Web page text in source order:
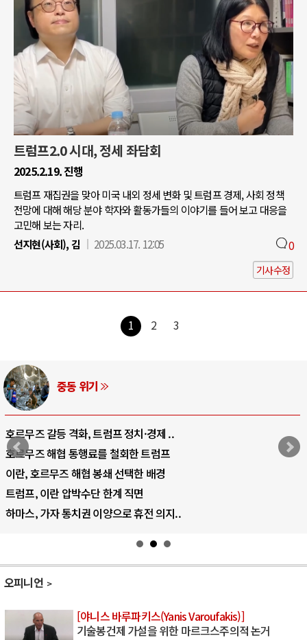
트럼프2.0 시대, 정세 좌담회
2025.2.19. 진행
트럼프 재집권을 맞아 미국 내외 정세 변화 및 트럼프 경제, 사회 정책
전망에 대해 해당 분야 학자와 활동가들의 이야기를 들어 보고 대응을
고민해 보는 자리.
선지현(사회), 김
2025.03.17. 12:05 0
기사수정
1 2 3
중동 위기
호르무즈 갈등 격화, 트럼프 정치·경제 ..
호르무즈 해협 통행료를 철회한 트럼프
이란, 호르무즈 해협 봉쇄 선택한 배경
트럼프, 이란 압박수단 한계 직면
하마스, 가자 통치권 이양으로 휴전 의지..
오피니언
[야니스 바루파키스(Yanis Varoufakis)]
기술봉건제 가설을 위한 마르크스주의적 논거